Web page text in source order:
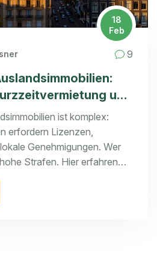
18
Feb
9
und
müssen ist komplex:
erfordern Lizenzen,
Genehmigungen. Wer
Strafen. Hier erfahren
wie Sie sicher vermieten.